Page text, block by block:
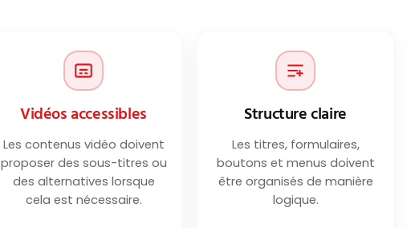
Vidéos accessibles
Les contenus vidéo doivent
proposer des sous-titres ou
des alternatives lorsque
cela est nécessaire.
Structure claire
Les titres, formulaires,
boutons et menus doivent
être organisés de manière
logique.